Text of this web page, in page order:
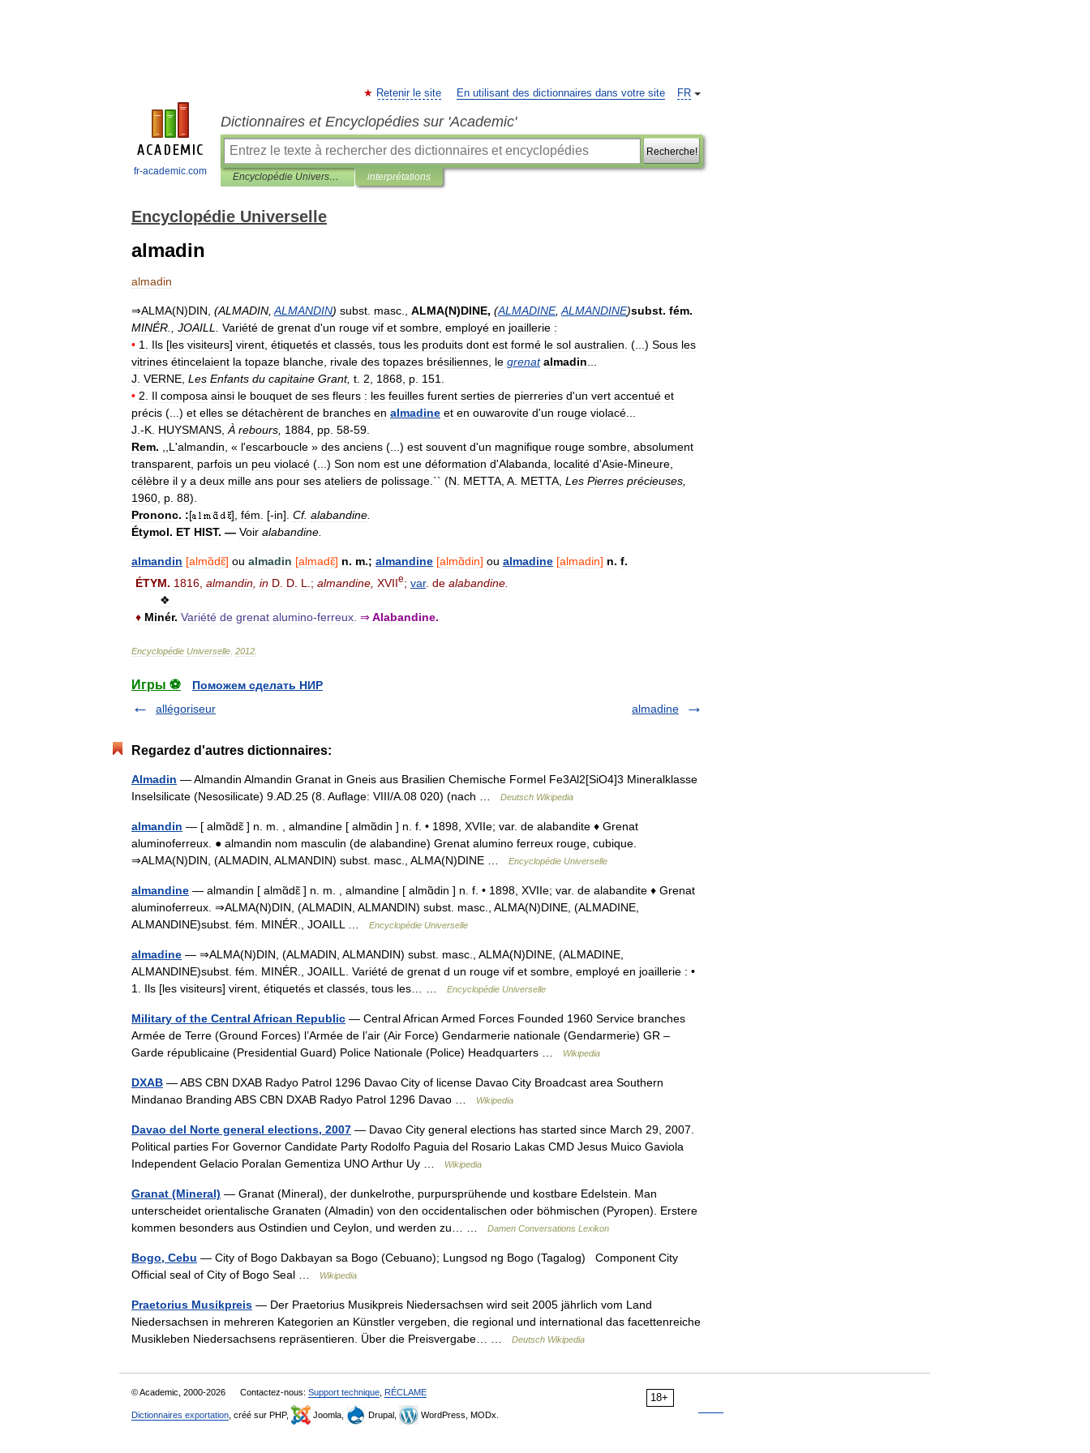
fr-academic.com
FR
Retenir le site En utilisant des dictionnaires dans votre site
Dictionnaires et Encyclopédies sur 'Academic'
Recherche!
Encyclopédie Universelle interprétations
Encyclopédie Universelle
almadin
almadin
⇒ALMA(N)DIN (ALMADIN ALMANDIN) subst masc ALMA(N)DINE, (ALMADINE, ALMANDINE)subst. fém.
MINÉR
JOAILL Variété de grenat d'un rouge vif et sombre employé en joaillerie :
• 1 Ils [les visiteurs] virent étiquetés et classés tous les produits dont est formé le sol australien . (...) Sous les
vitrines étincelaient la topaze blanche rivale des topazes brésiliennes le grenat almadin
J VERNE Les Enfants du capitaine Grant, t 2 1868 p 151
• 2 Il composa ainsi le bouquet de ses fleurs : les feuilles furent serties de pierreries d'un vert accentué et
précis (...) et elles se détachèrent de branches en almadine et en ouwarovite d'un rouge violacé
J .-K HUYSMANS À rebours 1884 pp 58-59
Rem. L 'almandin , « l'escarboucle » des anciens (...) est souvent d'un magnifique rouge sombre absolument
transparent parfois un peu violacé (...) Son nom est une déformation d'Alabanda localité d'Asie-Mineure
célèbre il y a deux mille ans pour ses ateliers de polissage .`` (N METTA A METTA Les Pierres précieuses
1960 p 88).
Prononc. :[ ], fém . [-in]. Cf. alabandine
Étymol. ET HIST. — Voir alabandine
almandin [almɑ̃dɛ̃] ou almadin [almadɛ̃] n. m.; almandine [almɑ̃din] ou almadine [almadin] n. f.
ÉTYM. 1816 almandin in D D L .; almandine XVIIe; var. de alabandine
❖
♦ Minér. Variété de grenat alumino-ferreux ⇒ Alabandine.
Encyclopédie Universelle 2012
Игры ⚽
Поможем сделать НИР
allégoriseur
almadine
Regardez d'autres dictionnaires:
Almadin — Almandin Almandin Granat in Gneis aus Brasilien Chemische Formel Fe3Al2[SiO4]3 Mineralklasse
Inselsilicate (Nesosilicate) 9.AD.25 (8. Auflage: VIII/A.08 020) (nach …
Deutsch Wikipedia
almandin — [ almɑ̃dɛ̃ ] n. m. , almandine [ almɑ̃din ] n. f. • 1898, XVIIe; var. de alabandite ♦ Grenat
aluminoferreux. ● almandin nom masculin (de alabandine) Grenat alumino ferreux rouge, cubique.
⇒ALMA(N)DIN, (ALMADIN, ALMANDIN) subst. masc., ALMA(N)DINE …
Encyclopédie Universelle
almandine — almandin [ almɑ̃dɛ̃ ] n. m. , almandine [ almɑ̃din ] n. f. • 1898, XVIIe; var. de alabandite ♦ Grenat
aluminoferreux. ⇒ALMA(N)DIN, (ALMADIN, ALMANDIN) subst. masc., ALMA(N)DINE, (ALMADINE,
ALMANDINE)subst. fém. MINÉR., JOAILL …
Encyclopédie Universelle
almadine — ⇒ALMA(N)DIN, (ALMADIN, ALMANDIN) subst. masc., ALMA(N)DINE, (ALMADINE,
ALMANDINE)subst. fém. MINÉR., JOAILL. Variété de grenat d un rouge vif et sombre, employé en joaillerie : •
1. Ils [les visiteurs] virent, étiquetés et classés, tous les… …
Encyclopédie Universelle
Military of the Central African Republic — Central African Armed Forces Founded 1960 Service branches
Armée de Terre (Ground Forces) l’Armée de l’air (Air Force) Gendarmerie nationale (Gendarmerie) GR –
Garde républicaine (Presidential Guard) Police Nationale (Police) Headquarters …
Wikipedia
DXAB — ABS CBN DXAB Radyo Patrol 1296 Davao City of license Davao City Broadcast area Southern
Mindanao Branding ABS CBN DXAB Radyo Patrol 1296 Davao …
Wikipedia
Davao del Norte general elections, 2007 — Davao City general elections has started since March 29, 2007.
Political parties For Governor Candidate Party Rodolfo Paguia del Rosario Lakas CMD Jesus Muico Gaviola
Independent Gelacio Poralan Gementiza UNO Arthur Uy …
Wikipedia
Granat (Mineral) — Granat (Mineral), der dunkelrothe, purpursprühende und kostbare Edelstein. Man
unterscheidet orientalische Granaten (Almadin) von den occidentalischen oder böhmischen (Pyropen). Erstere
kommen besonders aus Ostindien und Ceylon, und werden zu… …
Damen Conversations Lexikon
Bogo, Cebu — City of Bogo Dakbayan sa Bogo (Cebuano); Lungsod ng Bogo (Tagalog) Component City
Official seal of City of Bogo Seal …
Wikipedia
Praetorius Musikpreis — Der Praetorius Musikpreis Niedersachsen wird seit 2005 jährlich vom Land
Niedersachsen in mehreren Kategorien an Künstler vergeben, die regional und international das facettenreiche
Musikleben Niedersachsens repräsentieren. Über die Preisvergabe… …
Deutsch Wikipedia
18+
© Academic, 2000-2026 Contactez-nous: Support technique RÉCLAME
Dictionnaires exportation , créé sur PHP, Joomla, Drupal, WordPress, MODx.